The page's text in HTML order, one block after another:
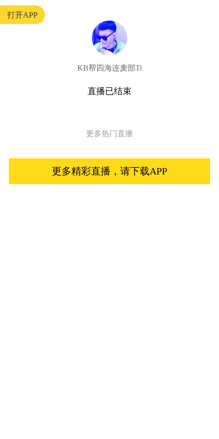
打开APP
KB帮四海连麦部Ti
直播已结束
更多热门直播
更多精彩直播，请下载APP